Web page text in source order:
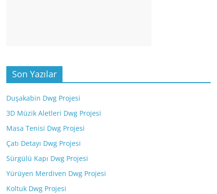
Son Yazılar
Duşakabin Dwg Projesi
3D Müzik Aletleri Dwg Projesi
Masa Tenisi Dwg Projesi
Çatı Detayı Dwg Projesi
Sürgülü Kapı Dwg Projesi
Yürüyen Merdiven Dwg Projesi
Koltuk Dwg Projesi